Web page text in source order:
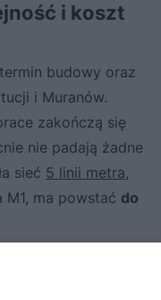
i koszt
budowy oraz
i Muranów.
zakończą się
nie padają żadne
sieć 5 linii metra,
M1, ma powstać do